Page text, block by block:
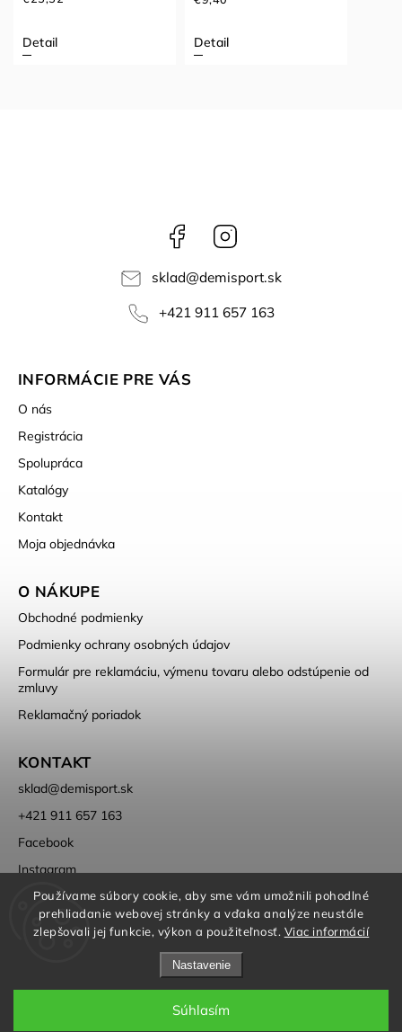
Používame súbory cookie, aby sme vám umožnili pohodlné
prehliadanie webovej stránky a vďaka analýze neustále
zlepšovali jej funkcie, výkon a použiteľnosť. Viac informácií
Nastavenie
Súhlasím
Detail Detail
Facebook
sklad@demisport.sk
+421 911 657 163
INFORMÁCIE PRE VÁS
O nás
Registrácia
Spolupráca
Katalógy
Kontakt
Moja objednávka
O NÁKUPE
Obchodné podmienky
Podmienky ochrany osobných údajov
Formulár pre reklamáciu, výmenu tovaru alebo odstúpenie od
zmluvy
Reklamačný poriadok
KONTAKT
sklad@demisport.sk
+421 911 657 163
Facebook
Instagram